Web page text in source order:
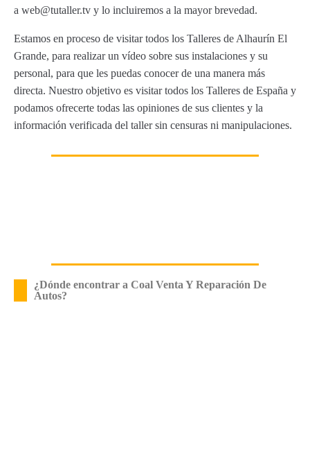
a web@tutaller.tv y lo incluiremos a la mayor brevedad.
Estamos en proceso de visitar todos los Talleres de Alhaurín El
Grande, para realizar un vídeo sobre sus instalaciones y su
personal, para que les puedas conocer de una manera más
directa. Nuestro objetivo es visitar todos los Talleres de España y
podamos ofrecerte todas las opiniones de sus clientes y la
información verificada del taller sin censuras ni manipulaciones.
¿Dónde encontrar a Coal Venta Y Reparación De
Autos?